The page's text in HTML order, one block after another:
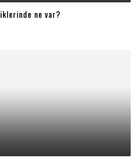
ne var?